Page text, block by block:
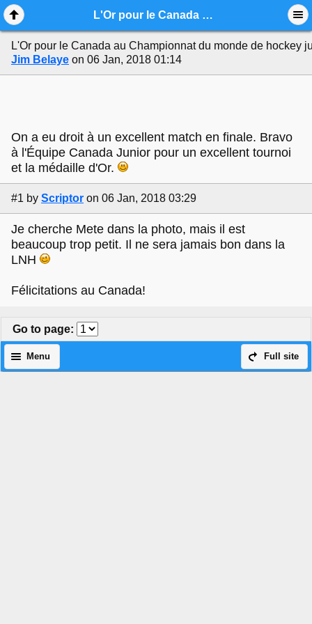
L'Or pour le Canada au Championnat du monde de hockey junior
L'Or pour le Canada au Championnat du monde de hockey
Jim Belaye on 06 Jan, 2018 01:14
On a eu droit à un excellent match en finale. Bravo
à l'Équipe Canada Junior pour un excellent tournoi
et la médaille d'Or.
#1 by Scriptor on 06 Jan, 2018 03:29
Je cherche Mete dans la photo, mais il est
beaucoup trop petit. Il ne sera jamais bon dans la
LNH
Félicitations au Canada!
Go to page:
Full site
Menu